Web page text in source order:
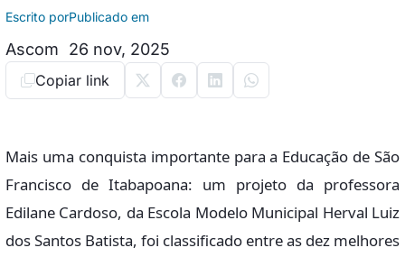
Escrito por
Ascom
Publicado em
26 nov, 2025
Copiar link
Mais uma conquista importante para a Educação de São
Francisco de Itabapoana: um projeto da professora
Edilane Cardoso, da Escola Modelo Municipal Herval Luiz
dos Santos Batista, foi classificado entre as dez melhores